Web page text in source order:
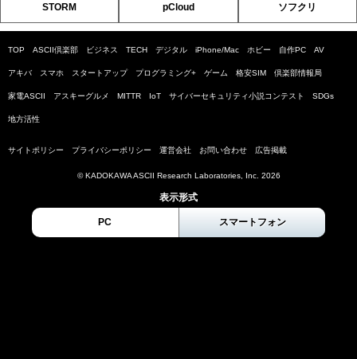
STORM pCloud ソフクリ
TOP ASCII倶楽部 ビジネス TECH デジタル iPhone/Mac ホビー 自作PC AV
アキバ スマホ スタートアップ プログラミング+ ゲーム 格安SIM 倶楽部情報局
家電ASCII アスキーグルメ MITTR IoT サイバーセキュリティ小説コンテスト SDGs
地方活性
サイトポリシー プライバシーポリシー 運営会社 お問い合わせ 広告掲載
© KADOKAWA ASCII Research Laboratories, Inc. 2026
表示形式
PC スマートフォン